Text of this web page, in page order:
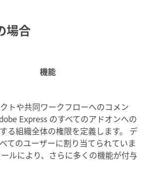
場合
機能
トや共同ワークフローへのコメン
Express のすべてのアドオンへの
る組織全体の権限を定義します。 デ
てのユーザーに割り当てられていま
ルにより、さらに多くの機能が付与